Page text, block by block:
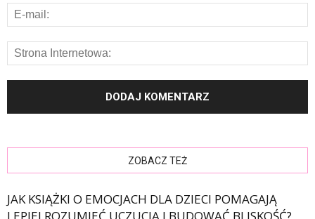
ZOBACZ TEŻ
JAK KSIĄŻKI O EMOCJACH DLA DZIECI POMAGAJĄ